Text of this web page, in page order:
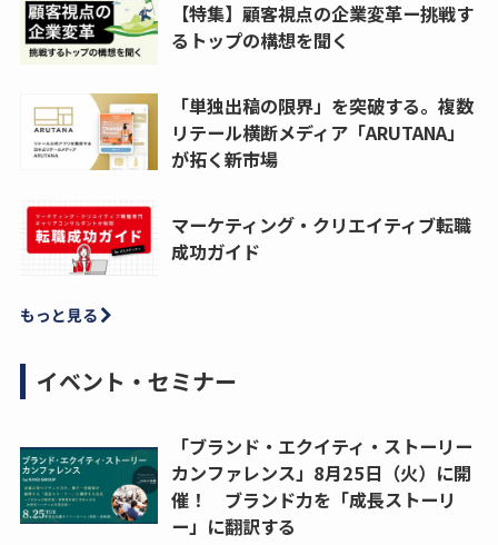
【特集】顧客視点の企業変革ー挑戦す
るトップの構想を聞く
「単独出稿の限界」を突破する。複数
リテール横断メディア「ARUTANA」
が拓く新市場
マーケティング・クリエイティブ転職
成功ガイド
もっと見る
イベント・セミナー
「ブランド・エクイティ・ストーリー
カンファレンス」8月25日（火）に開
催！ ブランド力を「成長ストーリ
ー」に翻訳する